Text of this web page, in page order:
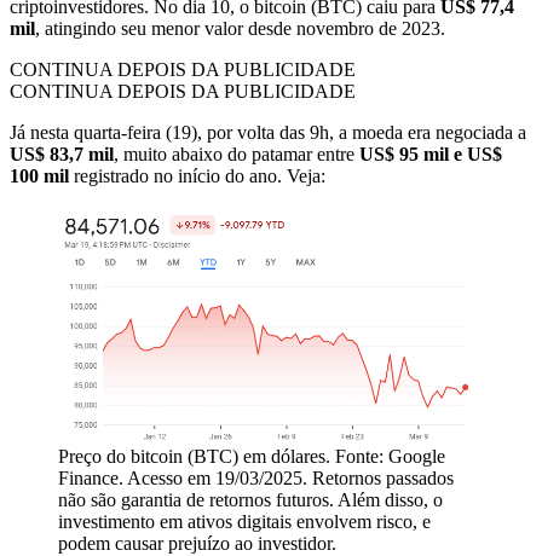
criptoinvestidores. No dia 10, o bitcoin (BTC) caiu para US$ 77,4
mil, atingindo seu menor valor desde novembro de 2023.
CONTINUA DEPOIS DA PUBLICIDADE
CONTINUA DEPOIS DA PUBLICIDADE
Já nesta quarta-feira (19), por volta das 9h, a moeda era negociada a
US$ 83,7 mil, muito abaixo do patamar entre US$ 95 mil e US$
100 mil registrado no início do ano. Veja:
Preço do bitcoin (BTC) em dólares. Fonte: Google
Finance. Acesso em 19/03/2025. Retornos passados
não são garantia de retornos futuros. Além disso, o
investimento em ativos digitais envolvem risco, e
podem causar prejuízo ao investidor.